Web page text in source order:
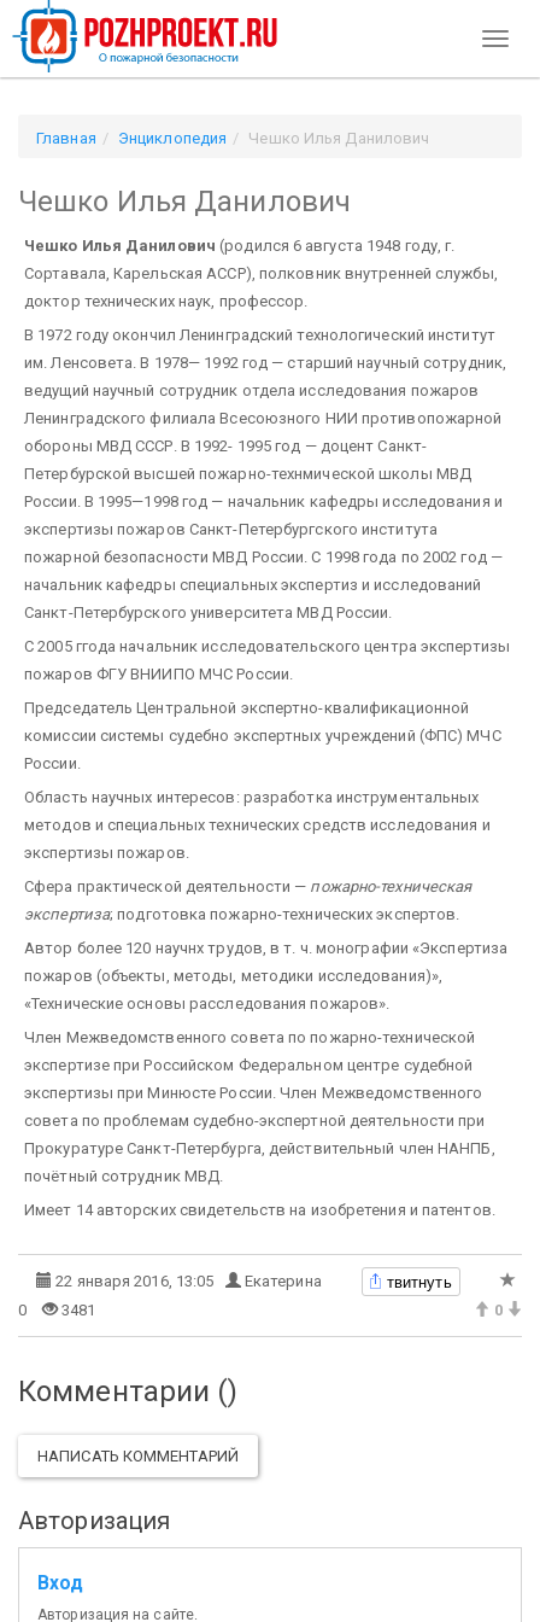
Главная Энциклопедия Чешко Илья Данилович
Чешко Илья Данилович
Чешко Илья Данилович (родился 6 августа 1948 году, г.
Сортавала, Карельская АССР), полковник внутренней службы,
доктор технических наук, профессор.
В 1972 году окончил Ленинградский технологический институт
им. Ленсовета. В 1978— 1992 год — старший научный сотрудник,
ведущий научный сотрудник отдела исследования пожаров
Ленинградского филиала Всесоюзного НИИ противопожарной
обороны МВД СССР. В 1992- 1995 год — доцент Санкт-
Петербурской высшей пожарно-технмической школы МВД
России. В 1995—1998 год — начальник кафедры исследования и
экспертизы пожаров Санкт-Петербургского института
пожарной безопасности МВД России. С 1998 года по 2002 год —
начальник кафедры специальных экспертиз и исследований
Санкт-Петербурского университета МВД России.
С 2005 ггода начальник исследовательского центра экспертизы
пожаров ФГУ ВНИИПО МЧС России.
Председатель Центральной экспертно-квалификационной
комиссии системы судебно экспертных учреждений (ФПС) МЧС
России.
Область научных интересов: разработка инструментальных
методов и специальных технических средств исследования и
экспертизы пожаров.
Сфера практической деятельности — пожарно-техническая
экспертиза; подготовка пожарно-технических экспертов.
Автор более 120 научнх трудов, в т. ч. монографии «Экспертиза
пожаров (объекты, методы, методики исследования)»,
«Технические основы расследования пожаров».
Член Межведомственного совета по пожарно-технической
экспертизе при Российском Федеральном центре судебной
экспертизы при Минюсте России. Член Межведомственного
совета по проблемам судебно-экспертной деятельности при
Прокуратуре Санкт-Петербурга, действительный член НАНПБ,
почётный сотрудник МВД.
Имеет 14 авторских свидетельств на изобретения и патентов.
22 января 2016, 13:05 Екатерина твитнуть
0 3481 0
Комментарии ()
НАПИСАТЬ КОММЕНТАРИЙ
Авторизация
Вход
Авторизация на сайте.